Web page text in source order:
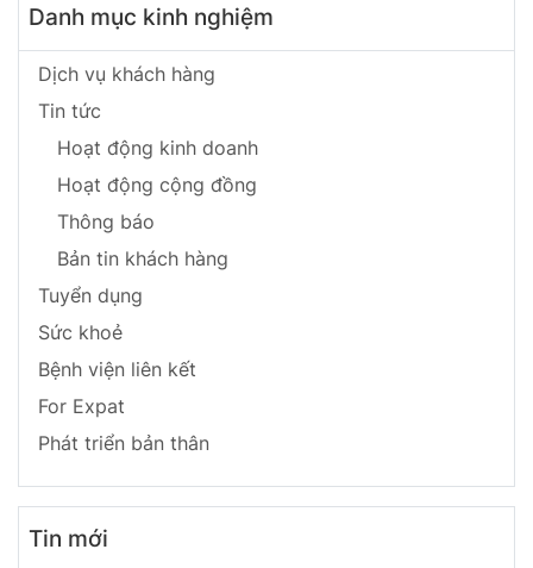
Danh mục kinh nghiệm
Dịch vụ khách hàng
Tin tức
Hoạt động kinh doanh
Hoạt động cộng đồng
Thông báo
Bản tin khách hàng
Tuyển dụng
Sức khoẻ
Bệnh viện liên kết
For Expat
Phát triển bản thân
Tin mới